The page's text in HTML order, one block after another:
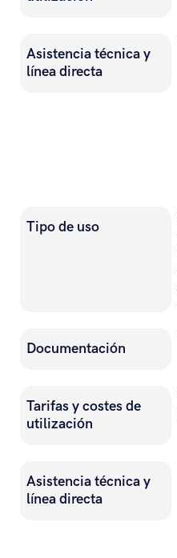
Asistencia técnica y
línea directa
Tipo de uso
Documentación
Tarifas y costes de
utilización
Asistencia técnica y
línea directa